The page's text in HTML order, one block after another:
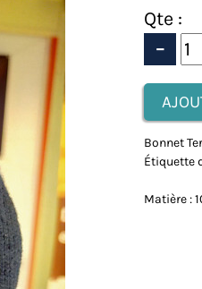
Qte :
-
​Bonnet
Étiquette
Matière :